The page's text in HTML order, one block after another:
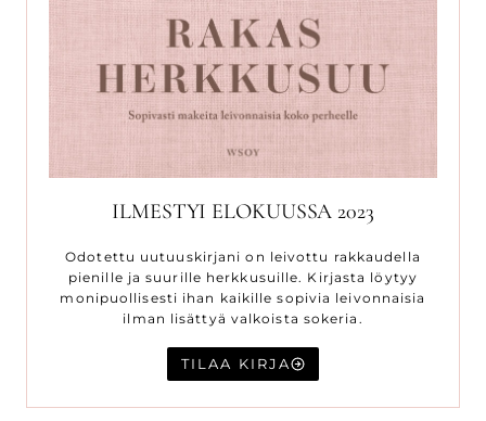
ILMESTYI ELOKUUSSA 2023
Odotettu uutuuskirjani on leivottu rakkaudella
pienille ja suurille herkkusuille. Kirjasta löytyy
monipuollisesti ihan kaikille sopivia leivonnaisia
ilman lisättyä valkoista sokeria.
TILAA KIRJA